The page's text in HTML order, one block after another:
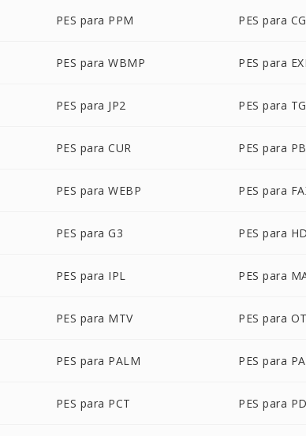
PES para PPM PES para
PES para WBMP PES para
PES para JP2 PES para
PES para CUR PES para
PES para WEBP PES para
PES para G3 PES para
PES para IPL PES para
PES para MTV PES para
PES para PALM PES para
PES para PCT PES para